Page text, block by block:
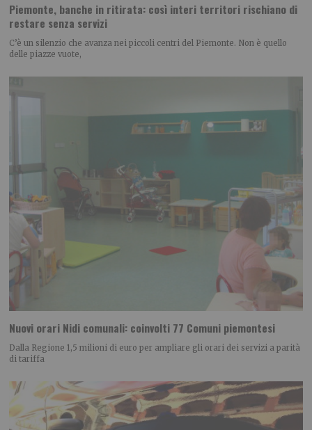
Piemonte, banche in ritirata: così interi territori rischiano di
restare senza servizi
C’è un silenzio che avanza nei piccoli centri del Piemonte. Non è quello
delle piazze vuote,
Nuovi orari Nidi comunali: coinvolti 77 Comuni piemontesi
Dalla Regione 1,5 milioni di euro per ampliare gli orari dei servizi a parità
di tariffa